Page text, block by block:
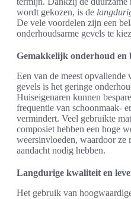
wordt gekozen, is de
De vele voordelen zijn een
onderhoudsarme gevels te
Gemakkelijk onderhoud en
Een van de meest opvallende
gevels is het geringe
Huiseigenaren kunnen
frequentie van schoonmaak-
vermindert. Veel gebruikte
composiet hebben een hoge
weersinvloeden, waardoor ze
aandacht nodig hebben.
Langdurige kwaliteit en
Het gebruik van